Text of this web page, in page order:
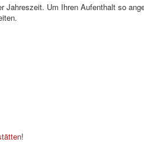
Jahreszeit. Um Ihren Aufenthalt so
!